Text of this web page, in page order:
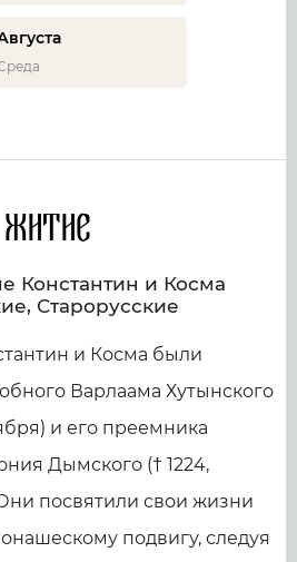
Житие
Константин и Косма
Старорусские
и Косма были
Варлаама Хутынского
и его преемника
Дымского († 1224,
посвятили свои жизни
подвигу, следуя